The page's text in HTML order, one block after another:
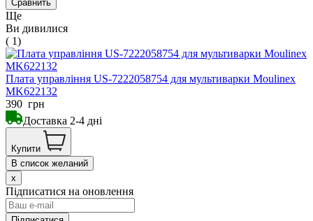
Сравнить
Ще
Ви дивилися
( 1)
Плата управління US-7222058754 для мультиварки Moulinex
MK622132
390 грн
Доставка 2-4 дні
Купити
В список желаний
x
Підписатися на оновлення